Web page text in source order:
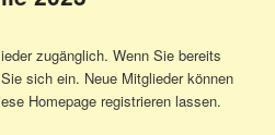
zugänglich. Wenn Sie bereits
sich ein. Neue Mitglieder können
Homepage registrieren lassen.